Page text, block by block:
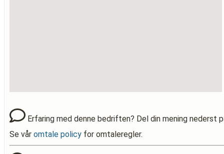
Erfaring med denne bedriften? Del din mening nederst
Se vår omtale policy for omtaleregler.